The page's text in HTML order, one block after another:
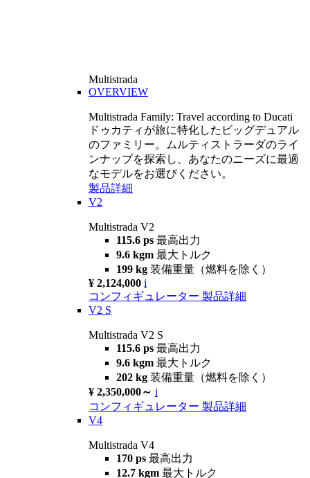
Multistrada
OVERVIEW
Multistrada Family: Travel according to Ducati
ドゥカティが旅に特化したビッグデュアル
のファミリー。ムルティストラーダのライ
ンナップを探索し、あなたのニーズに最適
なモデルをお選びください。
製品詳細
V2
Multistrada V2
115.6 ps 最高出力
9.6 kgm 最大トルク
199 kg 装備重量（燃料を除く）
¥ 2,124,000 i
コンフィギュレーター 製品詳細
V2 S
Multistrada V2 S
115.6 ps 最高出力
9.6 kgm 最大トルク
202 kg 装備重量（燃料を除く）
¥ 2,350,000～ i
コンフィギュレーター 製品詳細
V4
Multistrada V4
170 ps 最高出力
12.7 kgm 最大トルク